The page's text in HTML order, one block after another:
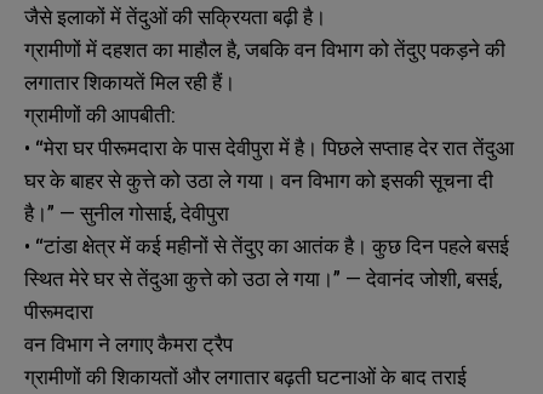
जैसे इलाकों में तेंदुओं की सक्रियता बढ़ी है।
ग्रामीणों में दहशत का माहौल है, जबकि वन विभाग को तेंदुए पकड़ने की
लगातार शिकायतें मिल रही हैं।
ग्रामीणों की आपबीती:
• “मेरा घर पीरूमदारा के पास देवीपुरा में है। पिछले सप्ताह देर रात तेंदुआ
घर के बाहर से कुत्ते को उठा ले गया। वन विभाग को इसकी सूचना दी
है।” — सुनील गोसाई, देवीपुरा
• “टांडा क्षेत्र में कई महीनों से तेंदुए का आतंक है। कुछ दिन पहले बसई
स्थित मेरे घर से तेंदुआ कुत्ते को उठा ले गया।” — देवानंद जोशी, बसई,
पीरूमदारा
वन विभाग ने लगाए कैमरा ट्रैप
ग्रामीणों की शिकायतों और लगातार बढ़ती घटनाओं के बाद तराई